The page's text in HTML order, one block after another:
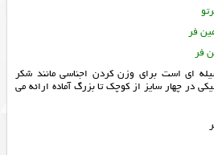
ای است برای وزن کردن اجناسی مانند شکر
در چهار سایز از کوچک تا بزرگ آماده ارائه می